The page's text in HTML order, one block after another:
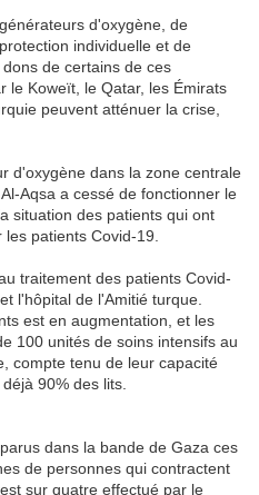
d'oxygène, de
individuelle et de
de certains de ces
le Koweït, le Qatar, les Émirats
peuvent atténuer la crise,
d'oxygène dans la zone centrale
Aqsa a cessé de fonctionner le
situation des patients qui ont
patients Covid-19.
traitement des patients Covid-
et l'hôpital de l'Amitié turque.
est en augmentation, et les
100 unités de soins intensifs au
compte tenu de leur capacité
90% des lits.
dans la bande de Gaza ces
de personnes qui contractent
sur quatre effectué par le